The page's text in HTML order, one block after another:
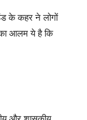
के कहर ने लोगों
आलम ये है कि